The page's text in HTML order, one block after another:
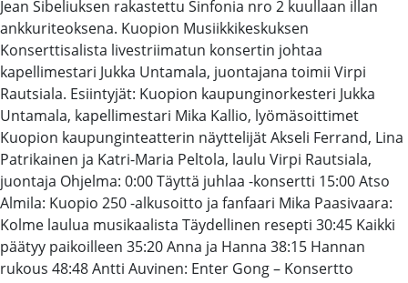
Jean Sibeliuksen rakastettu Sinfonia nro 2 kuullaan illan
ankkuriteoksena. Kuopion Musiikkikeskuksen
Konserttisalista livestriimatun konsertin johtaa
kapellimestari Jukka Untamala, juontajana toimii Virpi
Rautsiala. Esiintyjät: Kuopion kaupunginorkesteri Jukka
Untamala, kapellimestari Mika Kallio, lyömäsoittimet
Kuopion kaupunginteatterin näyttelijät Akseli Ferrand, Lina
Patrikainen ja Katri-Maria Peltola, laulu Virpi Rautsiala,
juontaja Ohjelma: 0:00 Täyttä juhlaa -konsertti 15:00 Atso
Almila: Kuopio 250 -alkusoitto ja fanfaari Mika Paasivaara:
Kolme laulua musikaalista Täydellinen resepti 30:45 Kaikki
päätyy paikoilleen 35:20 Anna ja Hanna 38:15 Hannan
rukous 48:48 Antti Auvinen: Enter Gong – Konsertto